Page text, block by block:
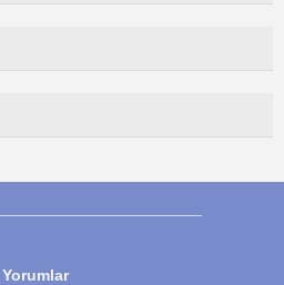
Yorumlar